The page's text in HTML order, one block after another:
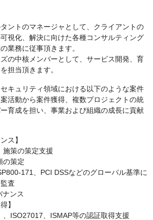
ントのマネージャとして、クライアントの
視化、解決に向けた各種コンサルティング
業務に従事頂きます。
の中核メンバーとして、サービス開発、育
担当頂きます。
キュリティ領域における以下のような案件
活動から案件獲得、複数プロジェクトの統
育成を担い、事業および組織の成長に貢献
ス】
策の策定支援
の策定
171、PCI DSSなどのグローバル基準に
査
ンス
】
ISO27017、ISMAP等の認証取得支援